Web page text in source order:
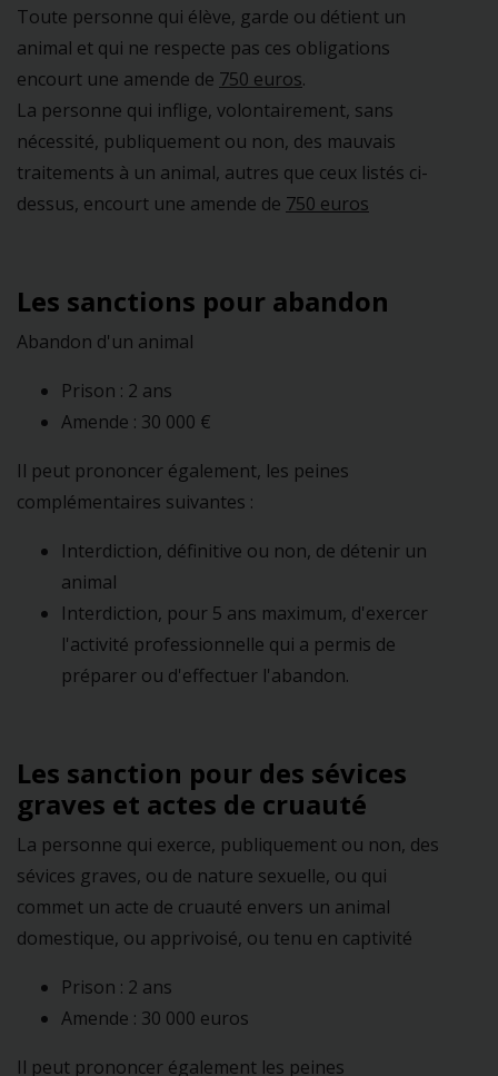
Toute personne qui élève, garde ou détient un
animal et qui ne respecte pas ces obligations
encourt une amende de 750 euros.
La personne qui inflige, volontairement, sans
nécessité, publiquement ou non, des mauvais
traitements à un animal, autres que ceux listés ci-
dessus, encourt une amende de 750 euros
Les sanctions pour abandon
Abandon d'un animal
Prison : 2 ans
Amende : 30 000 €
Il peut prononcer également, les peines
complémentaires suivantes :
Interdiction, définitive ou non, de détenir un
animal
Interdiction, pour 5 ans maximum, d'exercer
l'activité professionnelle qui a permis de
préparer ou d'effectuer l'abandon.
Les sanction pour des sévices
graves et actes de cruauté
La personne qui exerce, publiquement ou non, des
sévices graves, ou de nature sexuelle, ou qui
commet un acte de cruauté envers un animal
domestique, ou apprivoisé, ou tenu en captivité
Prison : 2 ans
Amende : 30 000 euros
Il peut prononcer également les peines